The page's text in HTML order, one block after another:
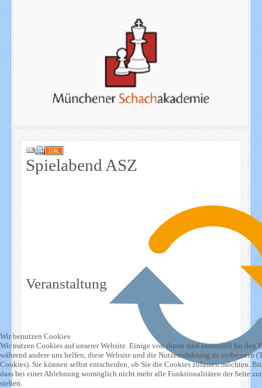
Spielabend ASZ
Veranstaltung
Wir benutzen Cookies
Wir nutzen Cookies auf unserer Website. Einige von ihnen sind essenziell für den
während andere uns helfen, diese Website und die Nutzererfahrung zu verbessern
Cookies). Sie können selbst entscheiden, ob Sie die Cookies zulassen möchten.
dass bei einer Ablehnung womöglich nicht mehr alle Funktionalitäten der Seite
stehen.